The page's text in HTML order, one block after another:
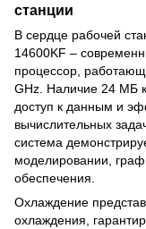
станции
В сердце рабочей
14600KF –
процессор,
GHz. Наличие 24 МБ
доступ к данным и
вычислительных
система
моделировании,
обеспечения.
Охлаждение
охлаждения,